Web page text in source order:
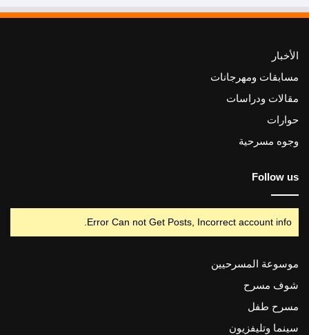
الأخبار
مسابقات ومهرجانات
مقالات ودراسات
حوارات
وجوه مسرحية
Follow us
Error Can not Get Posts, Incorrect account info.
موسوعة المسرحيين
شوف مسرح
مسرح طفل
سينما وتليفزيون